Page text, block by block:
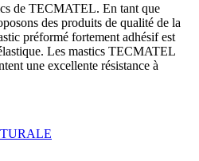
de TECMATEL. En tant que
des produits de qualité de la
préformé fortement adhésif est
Les mastics TECMATEL
une excellente résistance à